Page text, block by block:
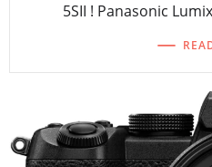
5SII ! Panasonic